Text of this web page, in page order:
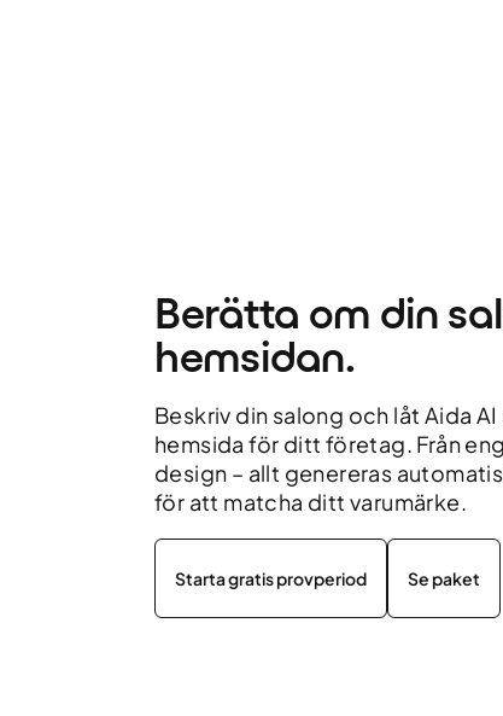
Berätta om din
hemsidan.
Beskriv din salong och låt Aida
hemsida för ditt företag. Från
design – allt genereras
för att matcha ditt varumärke.
Starta gratis provperiod Se paket